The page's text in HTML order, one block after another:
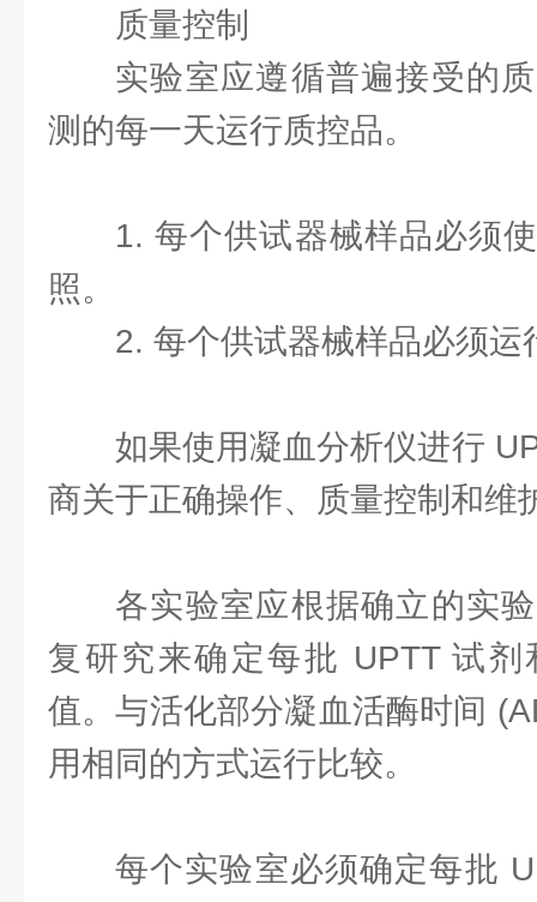
质量控制
实验室应遵循普遍接受的
测的每一天运行质控品。
1. 每个供试器械样品必须
照。
2. 每个供试器械样品必须运
如果使用凝血分析仪进行
商关于正确操作、质量控制和维
各实验室应根据确立的实
复研究来确定每批 UPTT 试
值。与活化部分凝血活酶时间
用相同的方式运行比较。
每个实验室必须确定每批